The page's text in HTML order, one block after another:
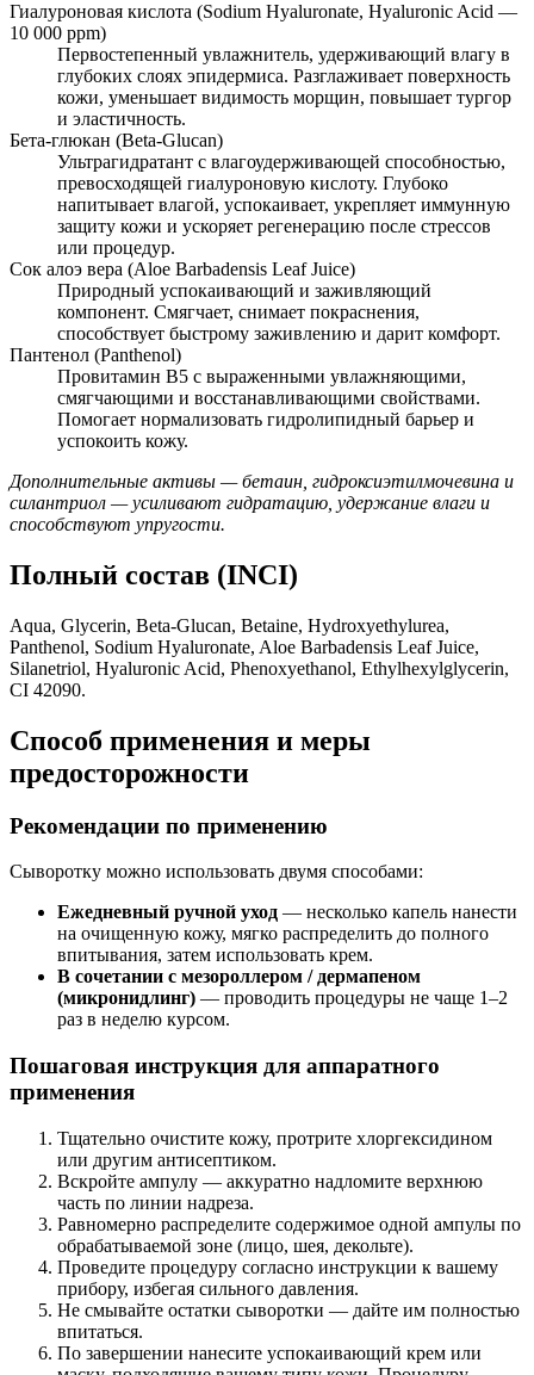
Гиалуроновая кислота (Sodium Hyaluronate, Hyaluronic Acid —
10 000 ppm)
Первостепенный увлажнитель, удерживающий влагу в
глубоких слоях эпидермиса. Разглаживает поверхность
кожи, уменьшает видимость морщин, повышает тургор
и эластичность.
Бета‑глюкан (Beta‑Glucan)
Ультрагидратант с влагоудерживающей способностью,
превосходящей гиалуроновую кислоту. Глубоко
напитывает влагой, успокаивает, укрепляет иммунную
защиту кожи и ускоряет регенерацию после стрессов
или процедур.
Сок алоэ вера (Aloe Barbadensis Leaf Juice)
Природный успокаивающий и заживляющий
компонент. Смягчает, снимает покраснения,
способствует быстрому заживлению и дарит комфорт.
Пантенол (Panthenol)
Провитамин B5 с выраженными увлажняющими,
смягчающими и восстанавливающими свойствами.
Помогает нормализовать гидролипидный барьер и
успокоить кожу.
Дополнительные активы — бетаин, гидроксиэтилмочевина и
силантриол — усиливают гидратацию, удержание влаги и
способствуют упругости.
Полный состав (INCI)
Aqua, Glycerin, Beta‑Glucan, Betaine, Hydroxyethylurea,
Panthenol, Sodium Hyaluronate, Aloe Barbadensis Leaf Juice,
Silanetriol, Hyaluronic Acid, Phenoxyethanol, Ethylhexylglycerin,
CI 42090.
Способ применения и меры
предосторожности
Рекомендации по применению
Сыворотку можно использовать двумя способами:
Ежедневный ручной уход — несколько капель нанести
на очищенную кожу, мягко распределить до полного
впитывания, затем использовать крем.
В сочетании с мезороллером / дермапеном
(микронидлинг) — проводить процедуры не чаще 1–2
раз в неделю курсом.
Пошаговая инструкция для аппаратного
применения
Тщательно очистите кожу, протрите хлоргексидином
или другим антисептиком.
Вскройте ампулу — аккуратно надломите верхнюю
часть по линии надреза.
Равномерно распределите содержимое одной ампулы по
обрабатываемой зоне (лицо, шея, декольте).
Проведите процедуру согласно инструкции к вашему
прибору, избегая сильного давления.
Не смывайте остатки сыворотки — дайте им полностью
впитаться.
По завершении нанесите успокаивающий крем или